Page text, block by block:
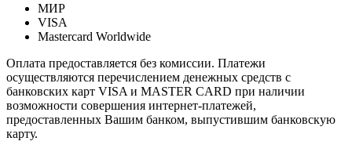
МИР
VISA
Mastercard Worldwide
Оплата предоставляется без комиссии. Платежи
осуществляются перечислением денежных средств с
банковских карт VISA и MASTER CARD при наличии
возможности совершения интернет-платежей,
предоставленных Вашим банком, выпустившим банковскую
карту.